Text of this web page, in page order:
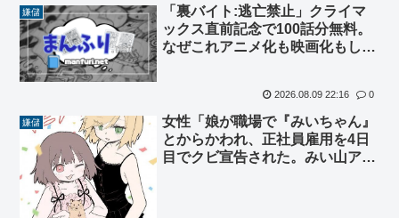
嫌儲
「裏バイト:逃亡禁止」クライマ
ックス直前記念で100話分無料。
なぜこれアニメ化も映画化もしな
2026.08.09 22:16 0
嫌儲
女性「娘が職場で『みいちゃん』
とからかわれ、正社員雇用を4日
目でクビ宣告された。みい山アニ